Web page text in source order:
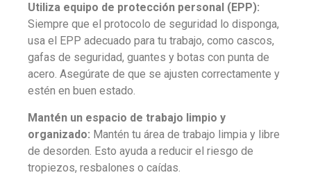
Utiliza equipo de protección personal (EPP):
Siempre que el protocolo de seguridad lo disponga,
usa el EPP adecuado para tu trabajo, como cascos,
gafas de seguridad, guantes y botas con punta de
acero. Asegúrate de que se ajusten correctamente y
estén en buen estado.
Mantén un espacio de trabajo limpio y
organizado: Mantén tu área de trabajo limpia y libre
de desorden. Esto ayuda a reducir el riesgo de
tropiezos, resbalones o caídas.